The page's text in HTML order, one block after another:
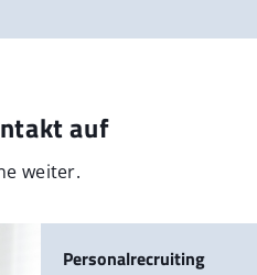
auf
weiter.
Personalrecruiting